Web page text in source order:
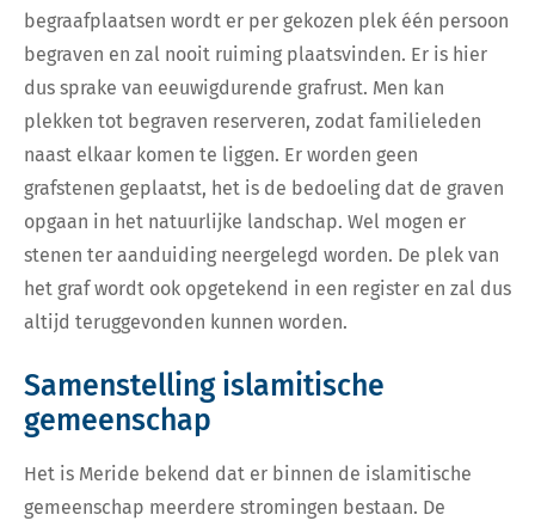
begraafplaatsen wordt er per gekozen plek één persoon
begraven en zal nooit ruiming plaatsvinden. Er is hier
dus sprake van eeuwigdurende grafrust. Men kan
plekken tot begraven reserveren, zodat familieleden
naast elkaar komen te liggen. Er worden geen
grafstenen geplaatst, het is de bedoeling dat de graven
opgaan in het natuurlijke landschap. Wel mogen er
stenen ter aanduiding neergelegd worden. De plek van
het graf wordt ook opgetekend in een register en zal dus
altijd teruggevonden kunnen worden.
Samenstelling islamitische
gemeenschap
Het is Meride bekend dat er binnen de islamitische
gemeenschap meerdere stromingen bestaan. De